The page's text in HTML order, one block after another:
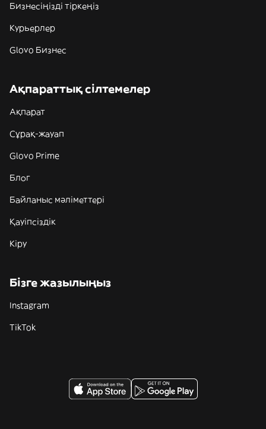
Бизнесіңізді тіркеңіз
Курьерлер
Glovo Бизнес
Ақпараттық сілтемелер
Ақпарат
Сұрақ-жауап
Glovo Prime
Блог
Байланыс мәліметтері
Қауіпсіздік
Кіру
Бізге жазылыңыз
Instagram
TikTok